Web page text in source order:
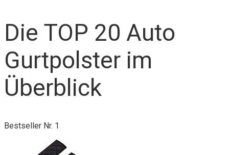
Die TOP 20 Auto
Gurtpolster im
Überblick
Bestseller Nr. 1